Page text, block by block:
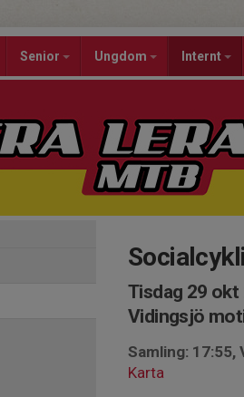
Senior Ungdom Internt
Tisdag 29 okt
Vidingsjö
Samling:
Karta